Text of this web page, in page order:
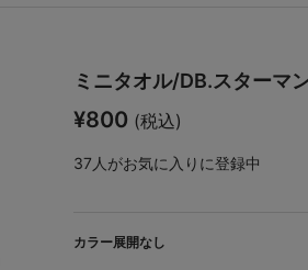
ミニタオル/DB.スターマ
¥800 (税込)
37 人がお気に入りに登録中
カラー展開なし